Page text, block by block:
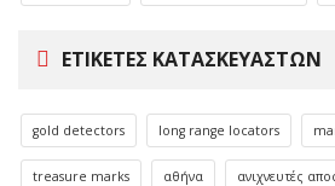
ΕΤΙΚΈΤΕΣ ΚΑΤΑΣΚΕΥΑΣΤΏΝ
gold detectors long range locators
treasure marks αθήνα ανιχνευτές